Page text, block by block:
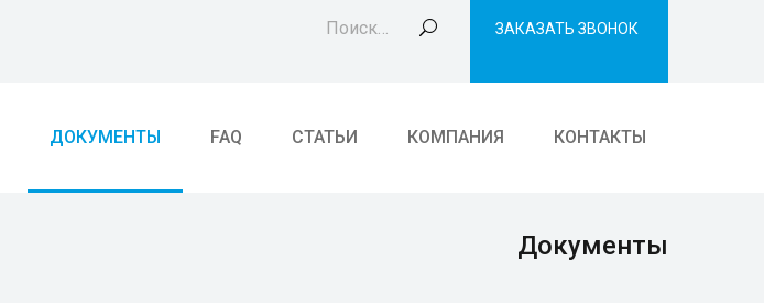
Поиск ЗАКАЗАТЬ ЗВОНОК
ДОКУМЕНТЫ FAQ СТАТЬИ КОМПАНИЯ КОНТАКТЫ
Документы